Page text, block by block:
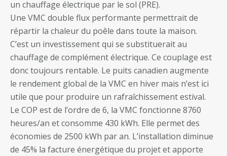
un chauffage électrique par le sol (PRE).
Une VMC double flux performante permettrait de
répartir la chaleur du poêle dans toute la maison.
C’est un investissement qui se substituerait au
chauffage de complément électrique. Ce couplage est
donc toujours rentable. Le puits canadien augmente
le rendement global de la VMC en hiver mais n’est ici
utile que pour produire un rafraîchissement estival.
Le COP est de l’ordre de 6, la VMC fonctionne 8760
heures/an et consomme 430 kWh. Elle permet des
économies de 2500 kWh par an. L’installation diminue
de 45% la facture énergétique du projet et apporte